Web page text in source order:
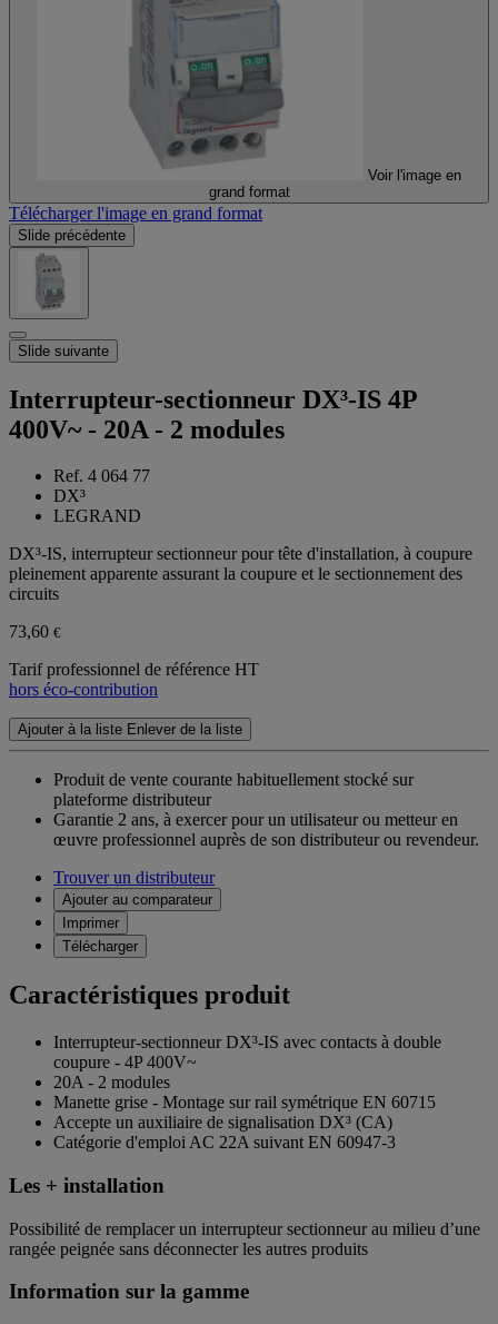
Voir l'image en
grand format
Télécharger l'image en grand format
Slide précédente
Slide suivante
Interrupteur-sectionneur DX³-IS 4P
400V~ - 20A - 2 modules
Ref. 4 064 77
DX³
LEGRAND
DX³-IS, interrupteur sectionneur pour tête d'installation, à coupure
pleinement apparente assurant la coupure et le sectionnement des
circuits
73,60 €
Tarif professionnel de référence HT
hors éco-contribution
Ajouter à la liste Enlever de la liste
Produit de vente courante habituellement stocké sur
plateforme distributeur
Garantie 2 ans, à exercer pour un utilisateur ou metteur en
œuvre professionnel auprès de son distributeur ou revendeur.
Trouver un distributeur
Ajouter au comparateur
Imprimer
Télécharger
Caractéristiques produit
Interrupteur-sectionneur DX³-IS avec contacts à double
coupure - 4P 400V~
20A - 2 modules
Manette grise - Montage sur rail symétrique EN 60715
Accepte un auxiliaire de signalisation DX³ (CA)
Catégorie d'emploi AC 22A suivant EN 60947-3
Les + installation
Possibilité de remplacer un interrupteur sectionneur au milieu d’une
rangée peignée sans déconnecter les autres produits
Information sur la gamme